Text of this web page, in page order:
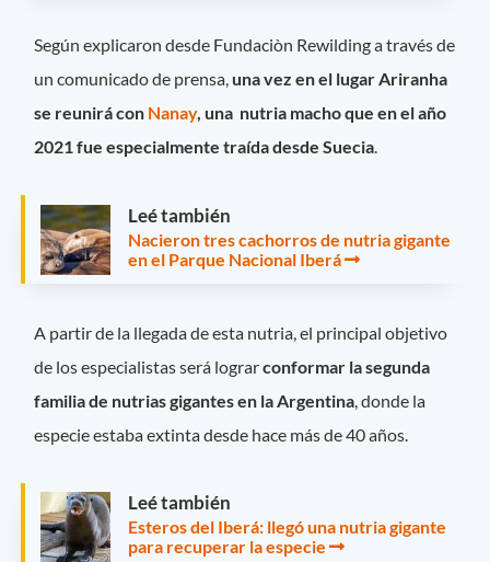
Según explicaron desde Fundaciòn Rewilding a través de
un comunicado de prensa, una vez en el lugar Ariranha
se reunirá con Nanay, una nutria macho que en el año
2021 fue especialmente traída desde Suecia.
Leé también
Nacieron tres cachorros de nutria gigante
en el Parque Nacional Iberá
A partir de la llegada de esta nutria, el principal objetivo
de los especialistas será lograrconformar la segunda
familia de nutrias gigantes en la Argentina , donde la
especie estaba extinta desde hace más de 40 años.
Leé también
Esteros del Iberá: llegó una nutria gigante
para recuperar la especie